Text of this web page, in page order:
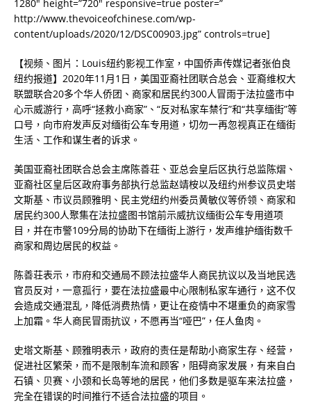
1280″ height=”720″ responsive=true poster=”
http://www.thevoiceofchinese.com/wp-
content/uploads/2020/12/DSC00903.jpg” controls=true]
【视频、图片：Louis纽约影视工作室，中国侨声传媒记者张伯良
纽约报道】2020年11 月1 日，美国亚裔社团联合总会、亚裔维权大
联盟联合20多个华人侨团、商家和居民约300人冒雨于法拉盛市中
心示威游行，高呼“拯救小商家”、“反对私家车禁行”和“共享缅街”等
口号，向市府发声反对缅街公车专用道，切勿一再忽视真正在缅街
生活、工作和谋生者的诉求。
美国亚裔社团联合总会主席陈善荘、亚总会皇后区执行总监陈熠、
亚裔社区皇后区政府事务部执行总监赵靖桉以及纽约州参议员史塔
文斯基、市议员顾雅明、民主党纽约州委员黄敏仪等侨领、商家和
居民约300人聚集在法拉盛图书馆前示威抗议缅街公车专用道项
目，并在市警109分局的协助下在缅街上游行，发声维护缅街数千
商家和周边居民的权益。
陈善荘表示，市府和交通局不顾法拉盛华人商民抗议以及当地民选
官员反对，一意孤行，要在法拉盛最中心限制私家车通行，这不仅
会造成交通混乱，降低消费热情，更让在疫情中不堪重负的商家雪
上加霜。华人商民冒雨抗议，不愿再当“哑巴”，任人鱼肉。
史塔文斯基、顾雅明表示，政府的责任是帮助小商家生存、经营，
促进社区繁荣，而不是限制车流和顾客，阻碍商家发展，有来自白
石镇、贝赛、小颈和长岛等地的居民，他们多数是驱车来法拉盛，
完全在错误的时间推行不适合法拉盛的项目。